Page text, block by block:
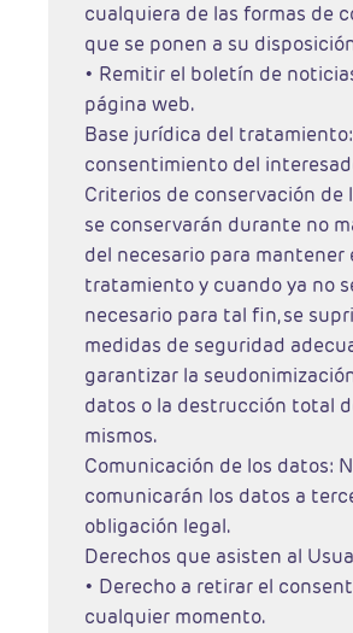
cualquiera de las formas de
que se ponen a su
• Remitir el boletín de
página web.
Base jurídica del tratamiento:
consentimiento del
Criterios de conservación de
se conservarán durante no
del necesario para mantener
tratamiento y cuando ya no
necesario para tal fin, se
medidas de seguridad
garantizar la
datos o la destrucción total
mismos.
Comunicación de los datos:
comunicarán los datos a
obligación legal.
Derechos que asisten al
• Derecho a retirar el
cualquier momento.